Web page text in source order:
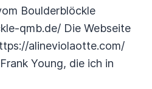
Boulderblöckle
qmb.de/ Die Webseite
alineviolaotte.com/
Young, die ich in